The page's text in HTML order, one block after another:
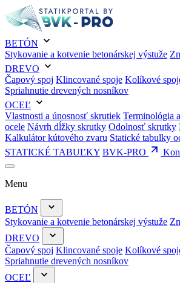
BETÓN
Stykovanie a kotvenie betonárskej výstuže
DREVO
Čapový spoj Klincované spoje Kolíkové
Spriahnutie drevených nosníkov
OCEĽ
Vlastnosti a únosnosť skrutiek Terminológia
ocele Návrh dĺžky skrutky Odolnosť skrutky
Kalkulátor kútového zvaru Statické tabulky
STATICKÉ TABUĽKY BVK-PRO
Menu
BETÓN
Stykovanie a kotvenie betonárskej výstuže
DREVO
Čapový spoj Klincované spoje Kolíkové
Spriahnutie drevených nosníkov
OCEĽ